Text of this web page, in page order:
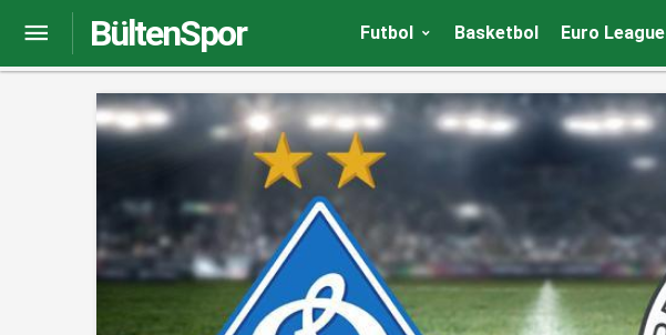
BültenSpor Futbol Basketbol Euro League
İşte Fenerbahçe’nin muhtemel rakipleri